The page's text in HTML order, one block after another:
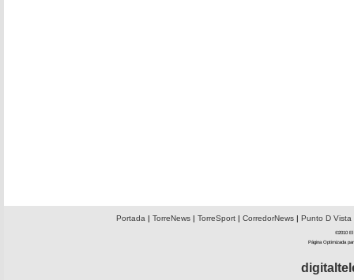
Portada | TorreNews| TorreSport| CorredorNews| Punto D Vista
©2010 El
Página Optimizada